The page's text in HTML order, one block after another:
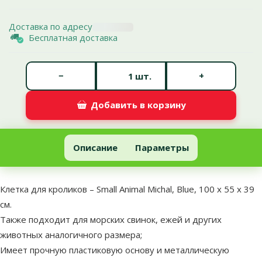
Доставка по адресу
Бесплатная доставка
шт.
− +
Добавить в корзину
Клетка для кроликов – Small Animal Michal, Blue, 100 x 55 x 39 см
Добавить в корзинуОписание Параметры
В начало страницы
superzoo.product.detail.content
Клетка для кроликов – Small Animal Michal, Blue, 100 x 55 x 39
см.
Также подходит для морских свинок, ежей и других
животных аналогичного размера;
Имеет прочную пластиковую основу и металлическую